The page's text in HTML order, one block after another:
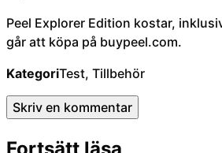
Peel Explorer Edition kostar,
går att köpa på buypeel.com.
KategoriTest, Tillbehör
Skriv en kommentar